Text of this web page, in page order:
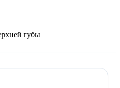
губы